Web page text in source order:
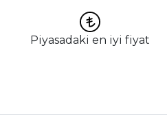
Piyasadaki en iyi fiyat